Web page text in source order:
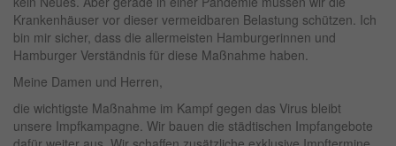
Krankenhäuser vor dieser vermeidbaren Belastung schützen. Ich
bin mir sicher, dass die allermeisten Hamburgerinnen und
Hamburger Verständnis für diese Maßnahme haben.
Meine Damen und Herren,
die wichtigste Maßnahme im Kampf gegen das Virus bleibt
unsere Impfkampagne. Wir bauen die städtischen Impfangebote